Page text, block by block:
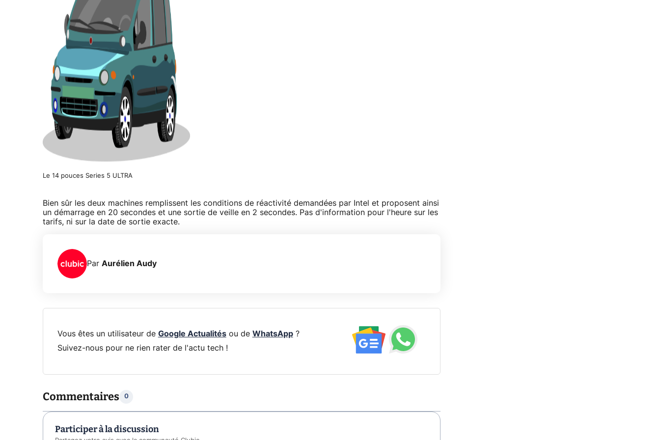
Le 14 pouces Series 5 ULTRA
Bien sûr les deux machines remplissent les conditions de réactivité demandées par Intel et proposent ainsi
un démarrage en 20 secondes et une sortie de veille en 2 secondes. Pas d'information pour l'heure sur les
tarifs, ni sur la date de sortie exacte.
Par Aurélien Audy
Vous êtes un utilisateur de Google Actualitésou de WhatsApp?
Suivez-nous pour ne rien rater de l'actu tech !
Commentaires 0
Participer à la discussion